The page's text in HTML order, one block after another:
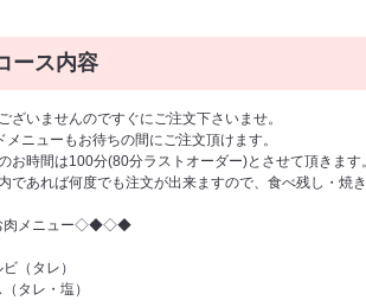
ース内容
ざいませんのですぐにご注文下さいませ。
ニューもお待ちの間にご注文頂けます。
お時間は100分(80分ラストオーダー)とさせて頂きます。
であれば何度でも注文が出来ますので、食べ残し・焼
メニュー◇◆◇◆
（タレ）
タレ・塩）